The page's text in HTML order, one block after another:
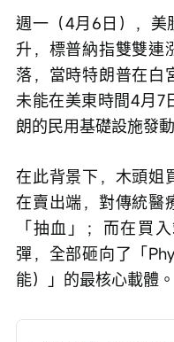
週一（4月6日），美
升，標普納指雙雙連
落，當時特朗普在白
未能在美東時間4月7
朗的民用基礎設施發
在此背景下，木頭姐
在賣出端，對傳統醫
「抽血」；而在買
彈，全部砸向了「
能）」的最核心載體。